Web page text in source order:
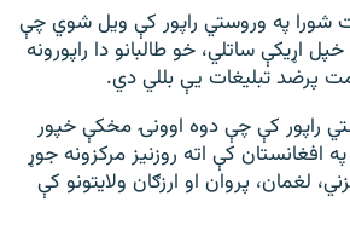
شورا په وروستي راپور کې ویل شوي چې
اړیکې ساتلي، خو طالبانو دا راپورونه
پرضد تبلیغات یې بللي دي.
راپور کې چې دوه اوونۍ مخکې خپور
افغانستان کې اته روزنیز مرکزونه جوړ
لغمان، پروان او ارزګان ولایتونو کې